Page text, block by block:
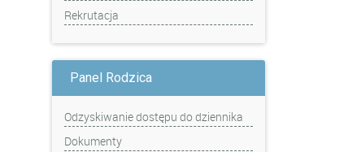
Rekrutacja
Panel Rodzica
Odzyskiwanie dostępu do dziennika
Dokumenty